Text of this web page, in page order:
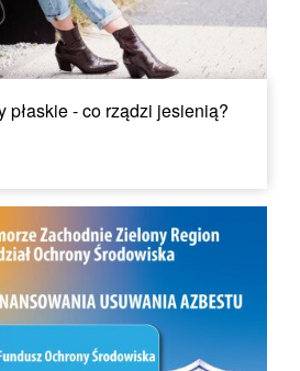
płaskie - co rządzi jesienią?